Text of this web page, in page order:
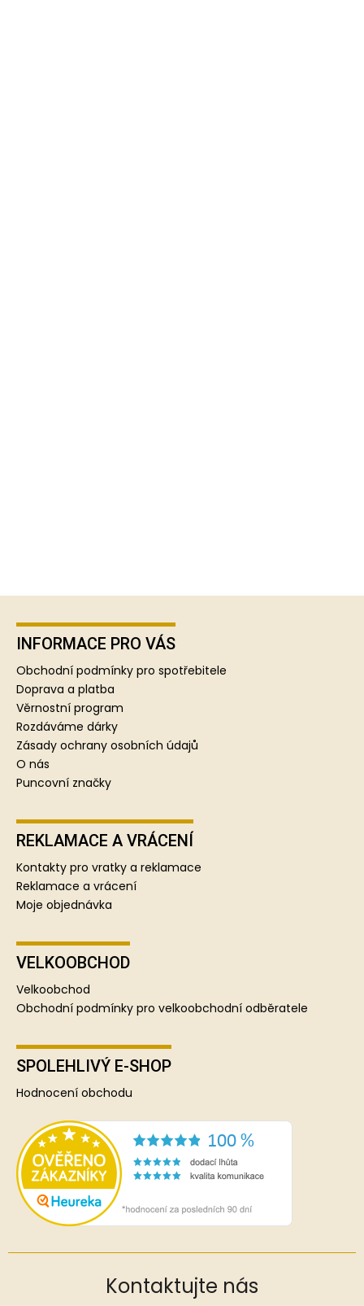
Z
INFORMACE PRO VÁS
Obchodní podmínky pro spotřebitele
Doprava a platba
Věrnostní program
Rozdáváme dárky
Zásady ochrany osobních údajů
O nás
Puncovní značky
REKLAMACE A VRÁCENÍ
Kontakty pro vratky a reklamace
Reklamace a vrácení
Moje objednávka
VELKOOBCHOD
Velkoobchod
Obchodní podmínky pro velkoobchodní odběratele
SPOLEHLIVÝ E-SHOP
Hodnocení obchodu
Kontaktujte nás